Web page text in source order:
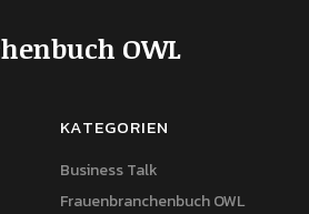
OWL
KATEGORIEN
Business Talk
Frauenbranchenbuch OWL